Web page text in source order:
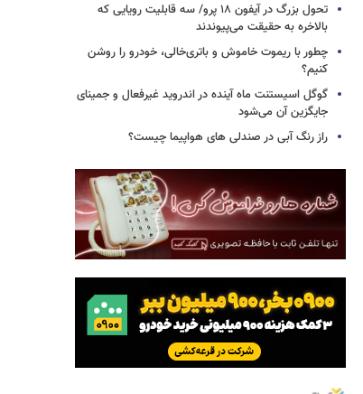
تحول بزرگ در آیفون ۱۸ پرو/ سه قابلیت رویایی که
بالاخره به حقیقت می‌پیوندند
چطور با ریموت خاموش و باتری‌خالی، خودرو را روشن
کنیم؟
گوگل اسیستنت ماه آینده در اندروید غیرفعال و جمینای
جایگزین آن می‌شود
راز رنگ آبی در صندلی های هواپیما چیست؟